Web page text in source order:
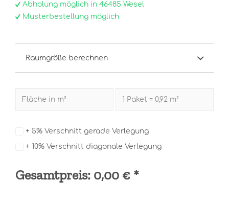
Abholung möglich in 46485 Wesel
Musterbestellung möglich
Raumgröße berechnen
+ 5% Verschnitt gerade Verlegung
+ 10% Verschnitt diagonale Verlegung
Gesamtpreis: 0,00 € *